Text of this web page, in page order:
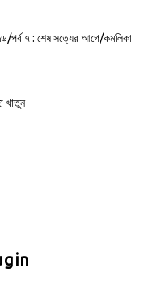
পর্ব ৭ : শেষ সত্যের আগে/কমলিকা
খাতুন